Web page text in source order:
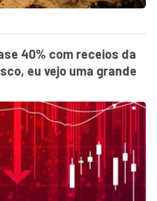
40% com receios da
eu vejo uma grande